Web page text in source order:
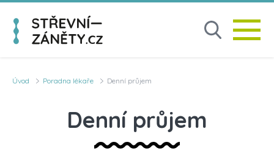
Úvod Poradna lékaře Denní průjem
Denní průjem